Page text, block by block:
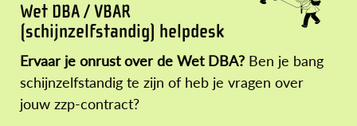
Wet DBA / VBAR
(schijnzelfstandig) helpdesk
Ervaar je onrust over de Wet DBA? Ben je bang
schijnzelfstandig te zijn of heb je vragen over
jouw zzp-contract?